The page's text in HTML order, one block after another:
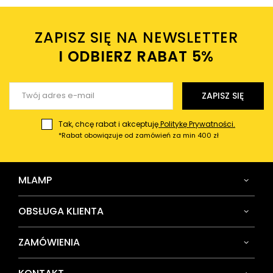
Twoje imię
Twój email
ZAPISZ SIĘ NA NEWSLETTER
I ODBIERZ RABAT 5%ㅤ
ZAPISZ SIĘ
Tak, chcę rabat i akceptujęPolitykę Prywatności.
*Rabat obowiązuje od zamówień za min 400 zł
MLAMP
OBSŁUGA KLIENTA
ZAMÓWIENIA